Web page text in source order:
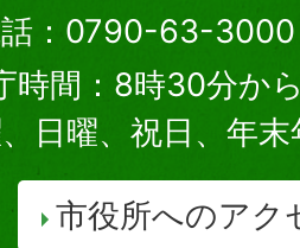
：0790-63-3000
時間：8時30分か
、日曜、祝日、年
市役所へのアク